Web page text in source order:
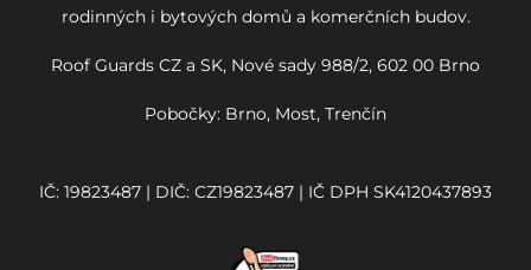
rodinných i bytových domů a komerčních budov.
Roof Guards CZ a SK, Nové sady 988/2, 602 00 Brno
Pobočky: Brno, Most, Trenčín
IČ: 19823487 | DIČ: CZ19823487 | IČ DPH SK4120437893